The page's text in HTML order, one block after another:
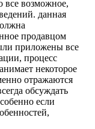
все возможное,
данная
продавцом
приложены все
процесс
некоторое
отражаются
обсуждать
если